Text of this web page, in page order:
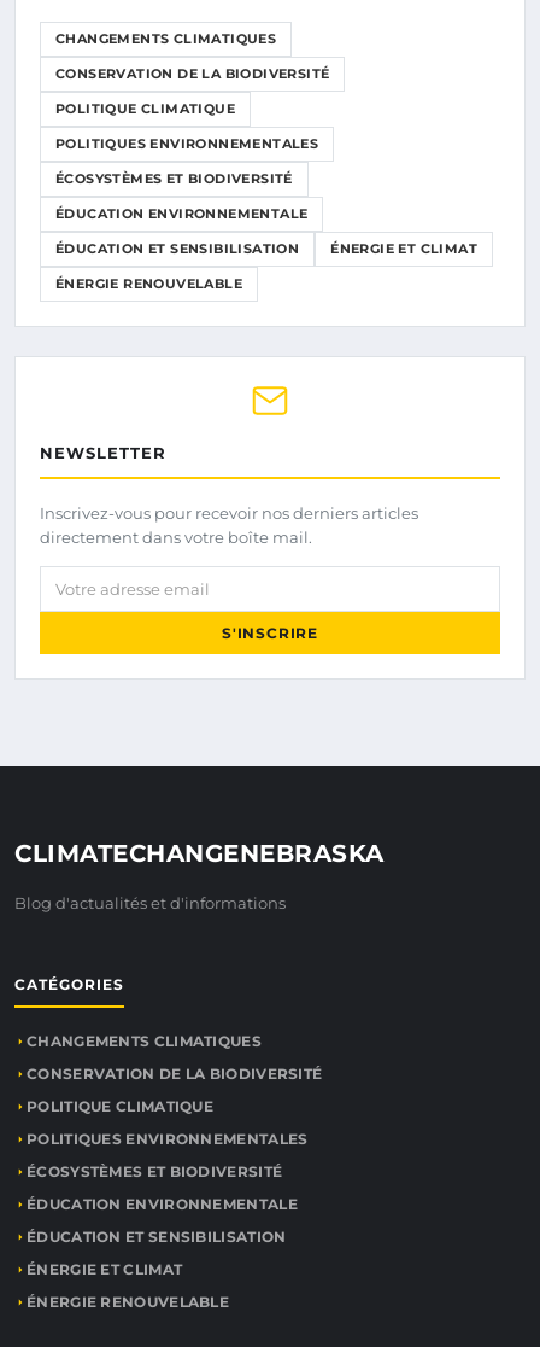
CHANGEMENTS CLIMATIQUES
CONSERVATION DE LA BIODIVERSITÉ
POLITIQUE CLIMATIQUE
POLITIQUES ENVIRONNEMENTALES
ÉCOSYSTÈMES ET BIODIVERSITÉ
ÉDUCATION ENVIRONNEMENTALE
ÉDUCATION ET SENSIBILISATION ÉNERGIE ET CLIMAT
ÉNERGIE RENOUVELABLE
NEWSLETTER
Inscrivez-vous pour recevoir nos derniers articles
directement dans votre boîte mail.
Votre adresse email
S'INSCRIRE
CLIMATECHANGENEBRASKA
Blog d'actualités et d'informations
CATÉGORIES
CHANGEMENTS CLIMATIQUES
CONSERVATION DE LA BIODIVERSITÉ
POLITIQUE CLIMATIQUE
POLITIQUES ENVIRONNEMENTALES
ÉCOSYSTÈMES ET BIODIVERSITÉ
ÉDUCATION ENVIRONNEMENTALE
ÉDUCATION ET SENSIBILISATION
ÉNERGIE ET CLIMAT
ÉNERGIE RENOUVELABLE